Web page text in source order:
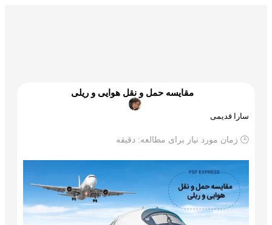
مقایسه حمل و نقل هوایی و ریلی
سارا قدیمی
🕒 زمان مورد نیاز برای مطالعه: دقیقه